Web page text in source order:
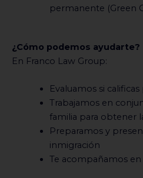
permanente (Green
¿Cómo podemos ayudarte?
En Franco Law Group:
Evaluamos si calificas
Trabajamos en
familia para obtener
Preparamos y
inmigración
Te acompañamos